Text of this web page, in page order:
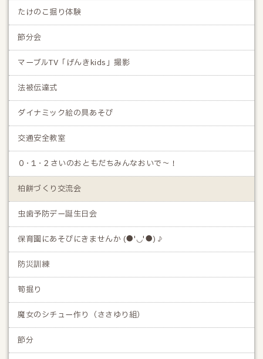
たけのこ掘り体験
節分会
マーブルTV「げんきkids」撮影
法被伝達式
ダイナミック絵の具あそび
交通安全教室
０･１･２さいのおともだちみんなおいで～！
柏餅づくり交流会
虫歯予防デー誕生日会
保育園にあそびにきませんか (●'◡'●)♪
防災訓練
筍掘り
魔女のシチュー作り（ささゆり組）
節分